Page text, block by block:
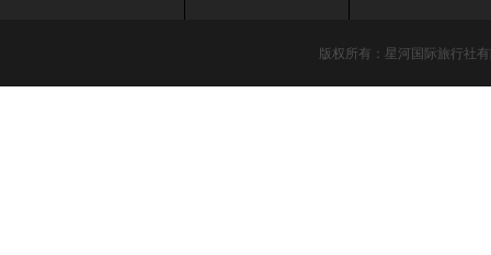
版权所有：星河国际旅行社